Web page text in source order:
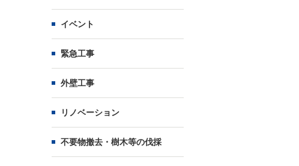
イベント
緊急工事
外壁工事
リノベーション
不要物撤去・樹木等の伐採